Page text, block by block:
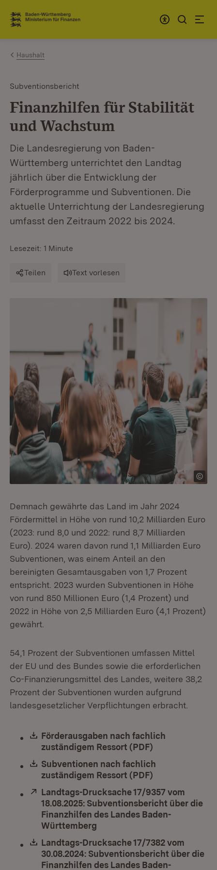
Zum Inhalt springen
Link zur Startseite
Haushalt
Subventionsbericht
Finanzhilfen für Stabilität
und Wachstum
Die Landesregierung von Baden-
Württemberg unterrichtet den Landtag
jährlich über die Entwicklung der
Förderprogramme und Subventionen. Die
aktuelle Unterrichtung der Landesregierung
umfasst den Zeitraum 2022 bis 2024.
Lesezeit: 1 Minute
Teilen Text vorlesen
Demnach gewährte das Land im Jahr 2024
Fördermittel in Höhe von rund 10,2 Milliarden Euro
(2023: rund 8,0 und 2022: rund 8,7 Milliarden
Euro). 2024 waren davon rund 1,1 Milliarden Euro
Subventionen, was einem Anteil an den
bereinigten Gesamtausgaben von 1,7 Prozent
entspricht. 2023 wurden Subventionen in Höhe
von rund 850 Millionen Euro (1,4 Prozent) und
2022 in Höhe von 2,5 Milliarden Euro (4,1 Prozent)
gewährt.
54,1 Prozent der Subventionen umfassen Mittel
der EU und des Bundes sowie die erforderlichen
Co-Finanzierungsmittel des Landes, weitere 38,2
Prozent der Subventionen wurden aufgrund
landesgesetzlicher Verpflichtungen erbracht.
Download:
Förderausgaben nach fachlich
zuständigem Ressort (PDF)
Download:
Subventionen nach fachlich
zuständigem Ressort (PDF)
Extern:
Landtags-Drucksache 17/9357 vom
18.08.2025: Subventionsbericht über die
Finanzhilfen des Landes Baden-
Württemberg
Download:
Landtags-Drucksache 17/7382 vom
30.08.2024: Subventionsbericht über die
Finanzhilfen des Landes Baden-